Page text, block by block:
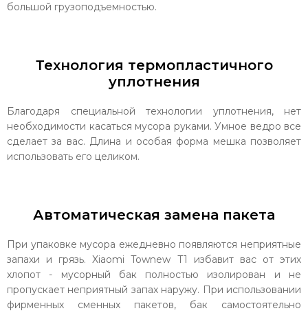
большой грузоподъемностью.
Технология термопластичного
уплотнения
Благодаря специальной технологии уплотнения, нет
необходимости касаться мусора руками. Умное ведро все
сделает за вас. Длина и особая форма мешка позволяет
использовать его целиком.
Автоматическая замена пакета
При упаковке мусора ежедневно появляются неприятные
запахи и грязь. Xiaomi Townew T1 избавит вас от этих
хлопот - мусорный бак полностью изолирован и не
пропускает неприятный запах наружу. При использовании
фирменных сменных пакетов, бак самостоятельно